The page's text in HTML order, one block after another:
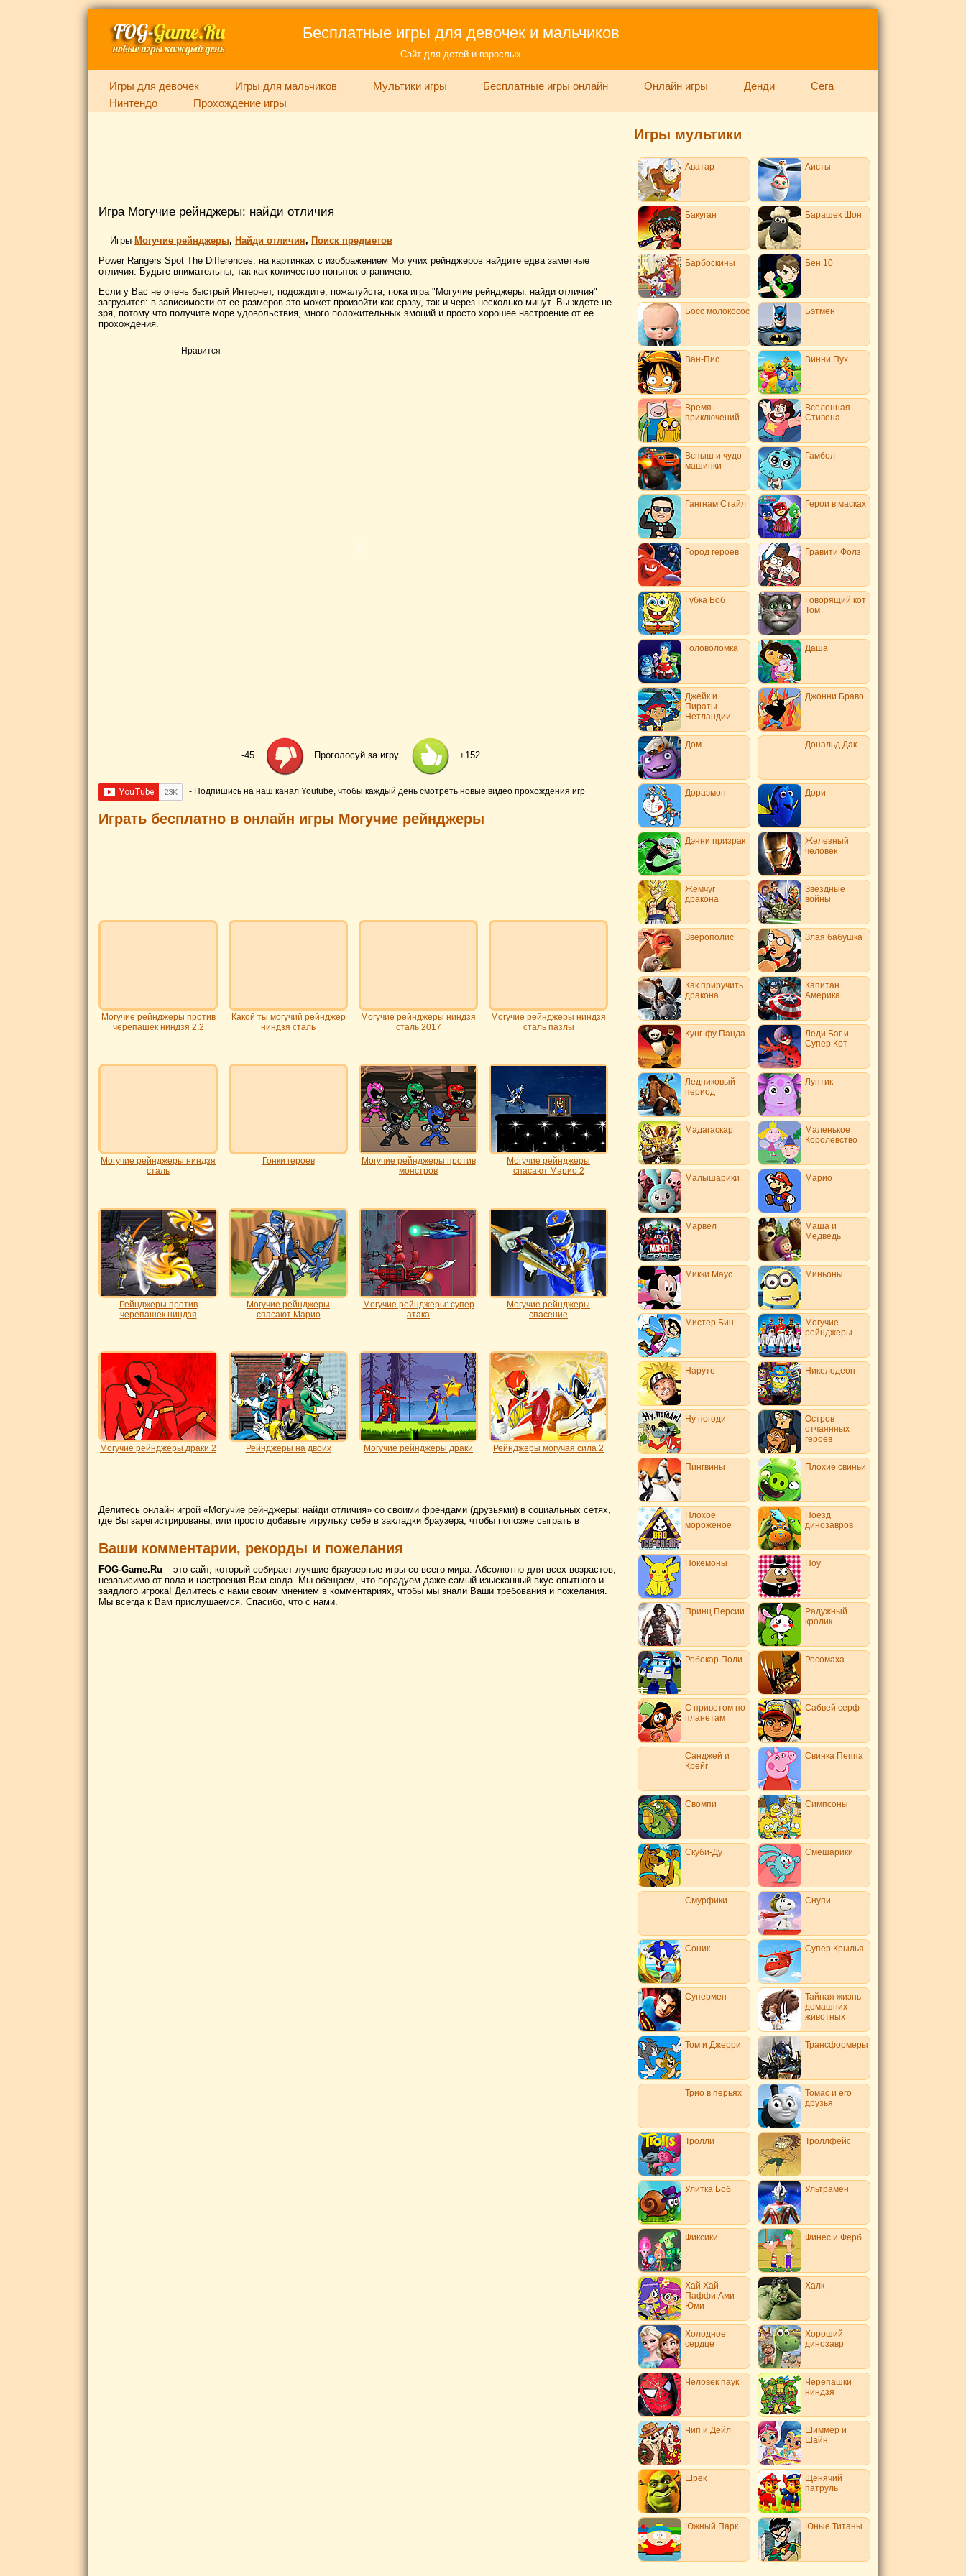
Бесплатные игры для девочек и мальчиков
Сайт для детей и взрослых
Игры для девочек Игры для мальчиков Мультики игры Бесплатные игры онлайн Онлайн игры Денди
Сега
Нинтендо
Прохождение игры
Игра Могучие рейнджеры: найди отличия
Игры Могучие рейнджеры, Найди отличия, Поиск предметов
Power Rangers Spot The Differences: на картинках с изображением Могучих рейнджеров найдите едва заметные
отличия. Будьте внимательны, так как количество попыток ограничено.
Если у Вас не очень быстрый Интернет, подождите, пожалуйста, пока игра "Могучие рейнджеры: найди отличия"
загрузится: в зависимости от ее размеров это может произойти как сразу, так и через несколько минут. Вы ждете не
зря, потому что получите море удовольствия, много положительных эмоций и просто хорошее настроение от ее
прохождения.
Нравится
-45 Проголосуй за игру +152
- Подпишись на наш канал Youtube, чтобы каждый день смотреть новые видео прохождения игр
Играть бесплатно в онлайн игры Могучие рейнджеры
Могучие рейнджеры против
черепашек ниндзя 2.2
Какой ты могучий рейнджер
ниндзя сталь
Могучие рейнджеры ниндзя
сталь 2017
Могучие рейнджеры ниндзя
сталь пазлы
Могучие рейнджеры ниндзя
сталь
Гонки героев
Могучие рейнджеры против
монстров
Могучие рейнджеры
спасают Марио 2
Рейнджеры против
черепашек ниндзя
Могучие рейнджеры
спасают Марио
Могучие рейнджеры: супер
атака
Могучие рейнджеры
спасение
Могучие рейнджеры драки 2 Рейнджеры на двоих Могучие рейнджеры драки Рейнджеры могучая сила 2
Делитесь онлайн игрой «Могучие рейнджеры: найди отличия» со своими френдами (друзьями) в социальных сетях,
где Вы зарегистрированы, или просто добавьте игрульку себе в закладки браузера, чтобы попозже сыграть в
Ваши комментарии, рекорды и пожелания
FOG-Game.Ru – это сайт, который собирает лучшие браузерные игры со всего мира. Абсолютно для всех возрастов,
независимо от пола и настроения Вам сюда. Мы обещаем, что порадуем даже самый изысканный вкус опытного и
заядлого игрока! Делитесь с нами своим мнением в комментариях, чтобы мы знали Ваши требования и пожелания.
Мы всегда к Вам прислушаемся. Спасибо, что с нами.
Игры мультики
Аватар Аисты
Бакуган Барашек Шон
Барбоскины Бен 10
Босс молокосос Бэтмен
Ван-Пис Винни Пух
Время
приключений
Вселенная
Стивена
Вспыш и чудо
машинки
Гамбол
Гангнам Стайл Герои в масках
Город героев Гравити Фолз
Губка Боб
Говорящий кот
Том
Головоломка Даша
Джейк и
Пираты
Нетландии
Джонни Браво
Дом Дональд Дак
Дораэмон Дори
Дэнни призрак
Железный
человек
Жемчуг
дракона
Звездные
войны
Зверополис Злая бабушка
Как приручить
дракона
Капитан
Америка
Кунг-фу Панда
Леди Баг и
Супер Кот
Ледниковый
период
Лунтик
Мадагаскар
Маленькое
Королевство
Малышарики Марио
Марвел
Маша и
Медведь
Микки Маус Миньоны
Мистер Бин
Могучие
рейнджеры
Наруто Никелодеон
Ну погоди
Остров
отчаянных
героев
Пингвины Плохие свиньи
Плохое
мороженое
Поезд
динозавров
Покемоны Поу
Принц Персии
Радужный
кролик
Робокар Поли Росомаха
С приветом по
планетам
Сабвей серф
Санджей и
Крейг
Свинка Пеппа
Свомпи Симпсоны
Скуби-Ду Смешарики
Смурфики Снупи
Соник Супер Крылья
Супермен
Тайная жизнь
домашних
животных
Том и Джерри Трансформеры
Трио в перьях
Томас и его
друзья
Тролли Троллфейс
Улитка Боб Ультрамен
Фиксики Финес и Ферб
Хай Хай
Паффи Ами
Юми
Халк
Холодное
сердце
Хороший
динозавр
Человек паук
Черепашки
ниндзя
Чип и Дейл
Шиммер и
Шайн
Шрек
Щенячий
патруль
Южный Парк Юные Титаны